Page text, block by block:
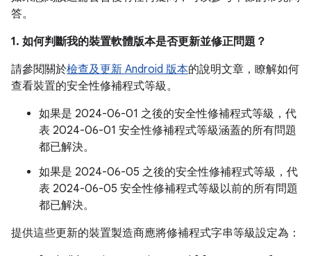
答。
1. 如何判斷我的裝置軟體版本是否更新並修正問題？
請參閱關於檢查及更新 Android 版本的說明文章，瞭解如何
查看裝置的安全性修補程式等級。
如果是 2024-06-01 之後的安全性修補程式等級，代
表 2024-06-01 安全性修補程式等級涵蓋的所有問題
都已解決。
如果是 2024-06-05 之後的安全性修補程式等級，代
表 2024-06-05 安全性修補程式等級以前的所有問題
都已解決。
提供這些更新的裝置製造商應將修補程式字串等級設定為：